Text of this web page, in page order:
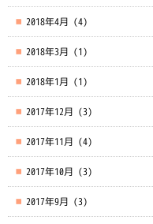
2018年4月 (4)
2018年3月 (1)
2018年1月 (1)
2017年12月 (3)
2017年11月 (4)
2017年10月 (3)
2017年9月 (3)